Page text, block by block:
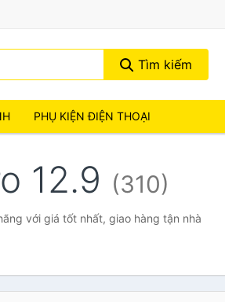
Tìm kiếm
PHỤ KIỆN ĐIỆN THOẠI
12.9 (310)
với giá tốt nhất, giao hàng tận nhà